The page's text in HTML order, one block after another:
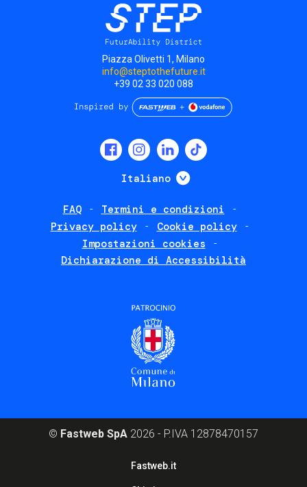
Piazza Olivetti 1, Milano
info@steptothefuture.it
+39 02 33 020 088
Italiano Mostra ulteriori
FAQ
Termini e condizioni
Privacy policy
Cookie policy
Impostazioni cookies
Dichiarazione di Accessibilità
© Fastweb SpA 2026 - P.IVA 12878470157
Fastweb.it